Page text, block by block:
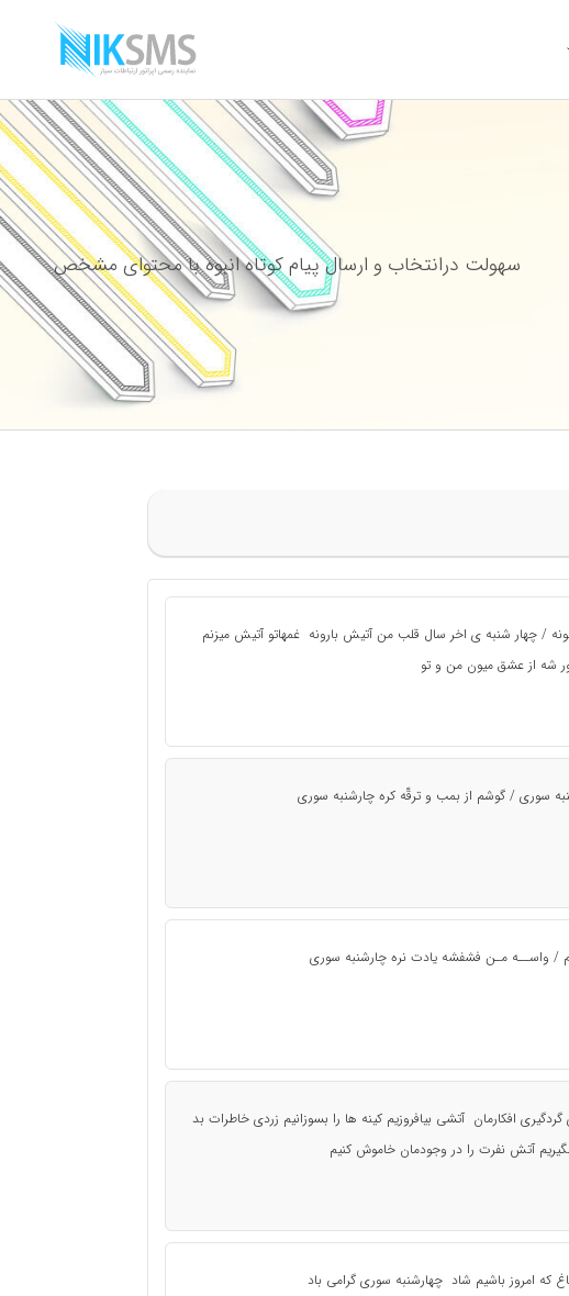
سهولت درانتخاب و ارسال پیام کوتاه انبوه با محتوای مشخص
/ چهار شنبه ی اخر سال قلب من آتیش بارونه غمهاتو آتیش میزنم
شه از عشق میون من و تو
سوری / گوشم از بمب و ترقّه کره چارشنبه سوری
/ واســه مـن فشفشه یادت نره چارشنبه سوری
افکارمان آتشی بیافروزیم کینه ها را بسوزانیم زردی خاطرات بد
آتش نفرت را در وجودمان خاموش کنیم
که امروز باشیم شاد چهارشنبه سوری گرامی باد